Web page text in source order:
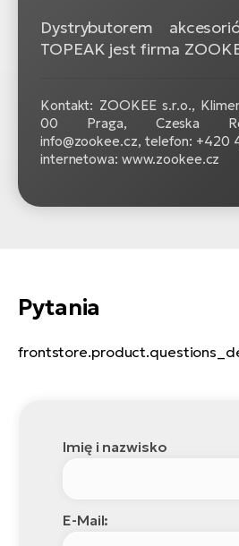
Dystrybutorem
TOPEAK jest firma
Kontakt: ZOOKEE s.r.o.,
00 Praga, Czeska
info@zookee.cz, telefon: +420
internetowa: www.zookee.cz
Pytania
Imię i nazwisko
E-Mail: